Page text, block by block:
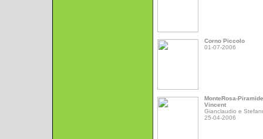
Corno Piccolo
01-07-2006
MonteRosa-Piramide
Vincent
Gianclaudio e
25-04-2006